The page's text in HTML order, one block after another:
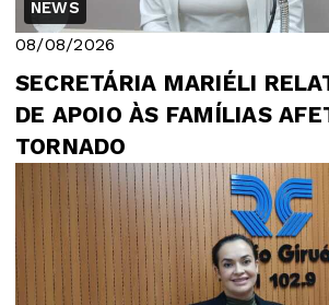
NEWS
08/08/2026
SECRETÁRIA MARIÉLI
DE APOIO ÀS FAMÍLIAS AFETADAS PELO
TORNADO